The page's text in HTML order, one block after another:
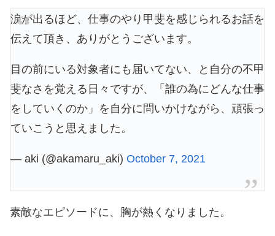
涙が出るほど、仕事のやり甲斐を感じられるお話を
伝えて頂き、ありがとうございます。
目の前にいる対象者にも届いてない、と自分の不甲
斐なさを覚える日々ですが、「誰の為にどんな仕事
をしていくのか」を自分に問いかけながら、頑張っ
ていこうと思えました。
— aki (@akamaru_aki) October 7, 2021
素敵なエピソードに、胸が熱くなりました。